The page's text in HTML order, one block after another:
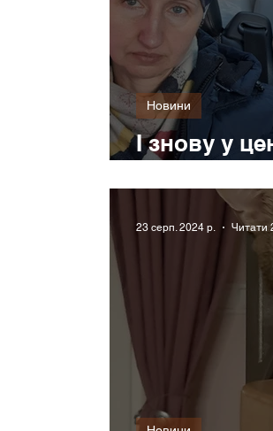
І знову у
Новини
23 серп. 2024 р. Читати